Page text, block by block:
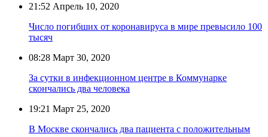
21:52 Апрель 10, 2020
Число погибших от коронавируса в мире превысило 100
тысяч
08:28 Март 30, 2020
За сутки в инфекционном центре в Коммунарке
скончались два человека
19:21 Март 25, 2020
В Москве скончались два пациента с положительным